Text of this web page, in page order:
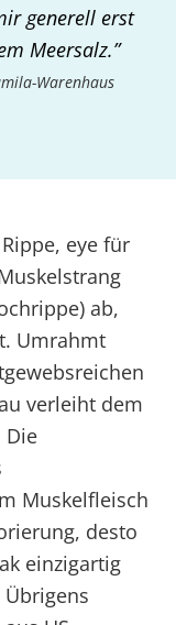
generell erst
Meersalz.”
Warenhaus
eye für
ab,
Umrahmt
verleiht dem
Die
Muskelfleisch
desto
einzigartig